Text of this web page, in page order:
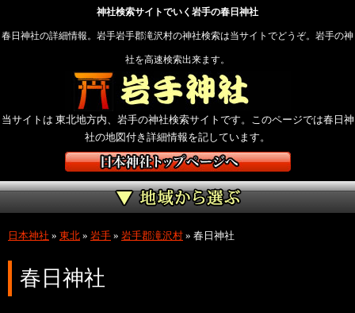
神社検索サイトでいく岩手の春日神社
春日神社の詳細情報。岩手岩手郡滝沢村の神社検索は当サイトでどうぞ。岩手の神
社を高速検索出来ます。
当サイトは 東北地方内、岩手の神社検索サイトです。このページでは春日神
社の地図付き詳細情報を記しています。
日本神社 » 東北 » 岩手 » 岩手郡滝沢村 » 春日神社
春日神社